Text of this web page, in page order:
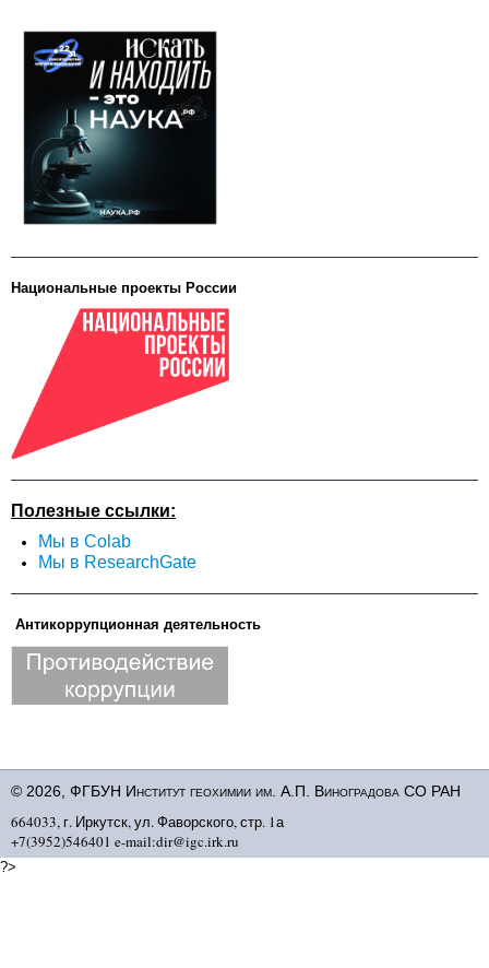
Национальные проекты России
Полезные ссылки:
Мы в Colab
Мы в ResearchGate
Антикоррупционная деятельность
© 2026, ФГБУН Институт геохимии им. А.П. Виноградова СО РАН
664033, г. Иркутск, ул. Фаворского, стр. 1а
+7(3952)546401 e-mail:dir@igc.irk.ru
?>